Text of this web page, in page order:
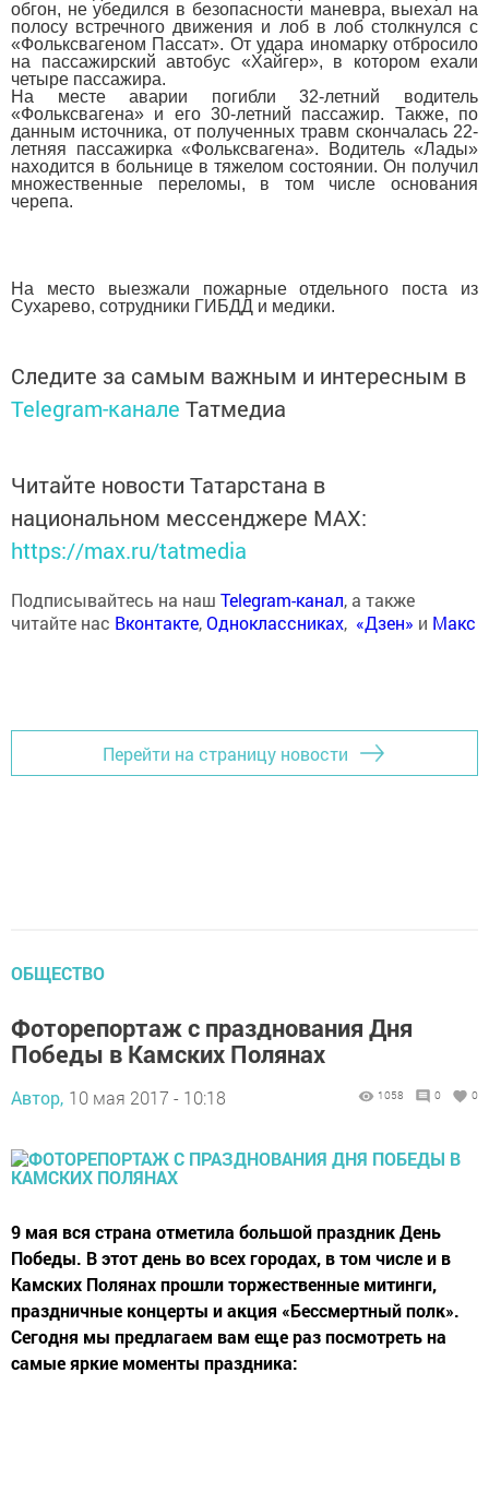
обгон, не убедился в безопасности маневра, выехал на
полосу встречного движения и лоб в лоб столкнулся с
«Фольксвагеном Пассат». От удара иномарку отбросило
на пассажирский автобус «Хайгер», в котором ехали
четыре пассажира.
На месте аварии
погибли 32-летний водитель
«Фольксвагена» и его 30-летний пассажир. Также, по
данным источника, от полученных травм скончалась 22-
летняя пассажирка «Фольксвагена». Водитель «Лады»
находится в больнице в тяжелом состоянии. Он получил
множественные переломы, в том числе основания
черепа.
На место выезжали пожарные отдельного поста из
Сухарево, сотрудники ГИБДД и медики.
Следите за самым важным и интересным в
Telegram-канале Татмедиа
Читайте новости Татарстана в
национальном мессенджере MАХ:
https://max.ru/tatmedia
Подписывайтесь на наш Telegram-канал, а также
читайте нас Вконтакте,Одноклассниках, «Дзен» и Макс
Перейти на страницу новости
ОБЩЕСТВО
Фоторепортаж с празднования Дня
Победы в Камских Полянах
Автор, 10 мая 2017 - 10:18 1058 0 0
9 мая вся страна отметила большой праздник День
Победы. В этот день во всех городах, в том числе и в
Камских Полянах прошли торжественные митинги,
праздничные концерты и акция «Бессмертный полк».
Сегодня мы предлагаем вам еще раз посмотреть на
самые яркие моменты праздника: